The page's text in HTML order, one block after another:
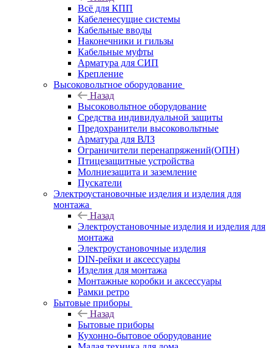
Всё для КПП
Кабеленесущие системы
Кабельные вводы
Наконечники и гильзы
Кабельные муфты
Арматура для СИП
Крепление
Высоковольтное оборудование
Назад
Высоковольтное оборудование
Средства индивидуальной защиты
Предохранители высоковольтные
Арматура для ВЛЗ
Ограничители перенапряжений(ОПН)
Птицезащитные устройства
Молниезащита и заземление
Пускатели
Электроустановочные изделия и изделия для
монтажа
Назад
Электроустановочные изделия и изделия для
монтажа
Электроустановочные изделия
DIN-рейки и аксессуары
Изделия для монтажа
Монтажные коробки и аксессуары
Рамки ретро
Бытовые приборы
Назад
Бытовые приборы
Кухонно-бытовое оборудование